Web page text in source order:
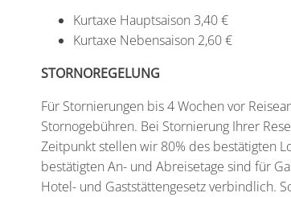
Kurtaxe Hauptsaison 3,40 €
Kurtaxe Nebensaison 2,60 €
STORNOREGELUNG
Für Stornierungen bis 4 Wochen vor
Stornogebühren. Bei Stornierung Ihrer
Zeitpunkt stellen wir 80% des bestätigten
bestätigten An- und Abreisetage sind für
Hotel- und Gaststättengesetz verbindlich.